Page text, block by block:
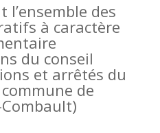
l’ensemble des
à caractère
du conseil
et arrêtés du
de